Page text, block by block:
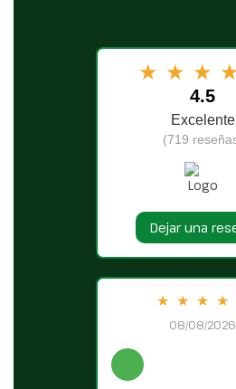
★ ★ ★
4.5
Excelente
(719
Dejar una
★ ★ ★ ★
08/08/2026